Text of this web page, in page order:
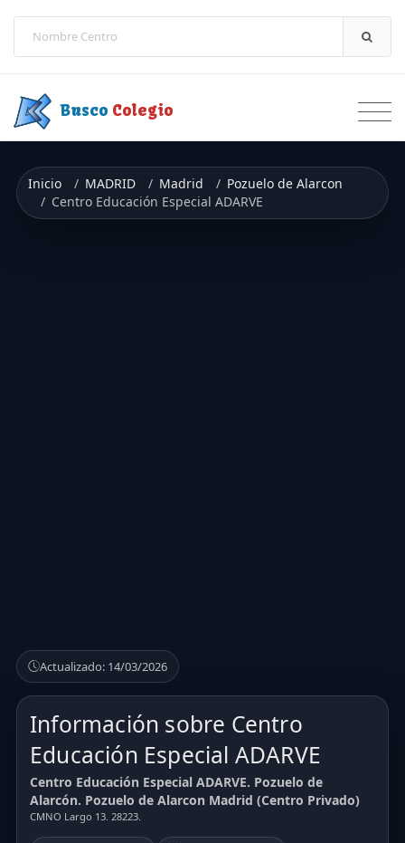
Busco Colegio
Inicio MADRID Madrid
Pozuelo de Alarcon
Centro Educación Especial ADARVE
Actualizado: 14/03/2026
Información sobre Centro
Educación Especial ADARVE
Centro Educación Especial ADARVE. Pozuelo de
Alarcón. Pozuelo de Alarcon Madrid (Centro Privado)
CMNO Largo 13. 28223.